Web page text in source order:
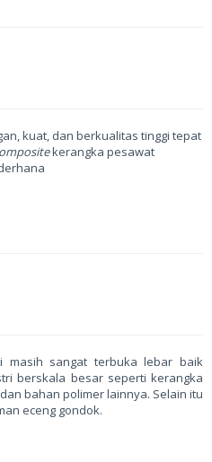
kuat, dan berkualitas tinggi tepat
kerangka pesawat
masih sangat terbuka lebar baik
berskala besar seperti kerangka
bahan polimer lainnya. Selain itu
eceng gondok.